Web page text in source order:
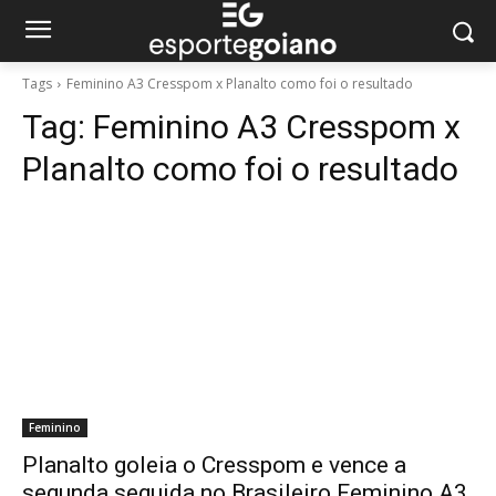
Tags Feminino A3 Cresspom x Planalto como foi o resultado
Tag: Feminino A3 Cresspom x
Planalto como foi o resultado
Feminino
Planalto goleia o Cresspom e vence a